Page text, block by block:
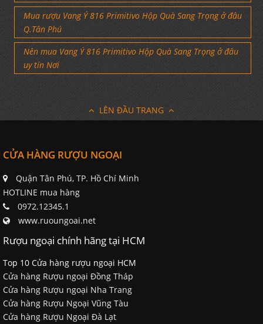
Mua rượu Vang Ý 816 Primitivo Hộp Quà Sang Trọng ở đâu
Q.Tân Phú
Nên mua Vang Ý 816 Primitivo Hộp Quà Sang Trọng ở đâu
uy tín Nơi
LÊN ĐẦU TRANG
CỬA HÀNG RƯỢU NGOẠI
Quận Tân Phú, TP. Hồ Chí Minh
HOTLINE mua hàng
0972.12345.1
www.ruoungoai.net
Rượu ngoại chính hãng tại HCM
Top 10 Cửa hàng rượu ngoại HCM
Cửa hàng Rượu ngoại Đồng Tháp
Cửa hàng Rượu ngoại Nha Trang
Cửa hàng Rượu Ngoại Vũng Tàu
Cửa hàng Rượu Ngoại Đà Lạt